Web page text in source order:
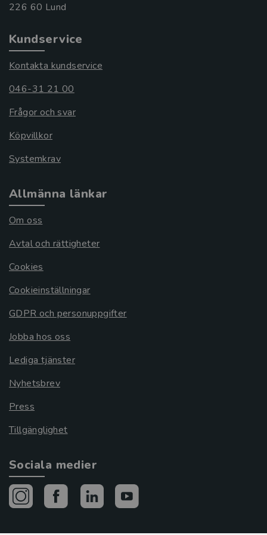
Kundservice
Kontakta kundservice
046-31 21 00
Frågor och svar
Köpvillkor
Systemkrav
Allmänna länkar
Om oss
Avtal och rättigheter
Cookies
Cookieinställningar
GDPR och personuppgifter
Jobba hos oss
Lediga tjänster
Nyhetsbrev
Press
Tillgänglighet
Sociala medier